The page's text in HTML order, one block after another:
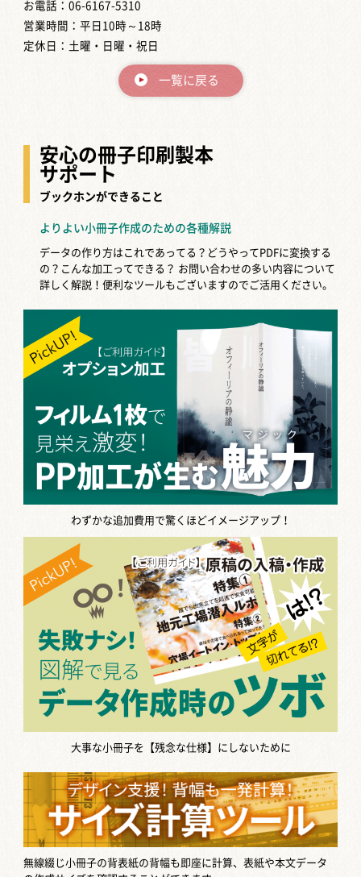
お電話：06-6167-5310
営業時間：平日10時～18時
定休日：土曜・日曜・祝日
一覧に戻る
安心の冊子印刷製本
サポート
ブックホンができること
よりよい小冊子作成のための各種解説
データの作り方はこれであってる？どうやってPDFに変換する
の？こんな加工ってできる？ お問い合わせの多い内容について
詳しく解説！便利なツールもございますのでご活用ください。
わずかな追加費用で驚くほどイメージアップ！
大事な小冊子を【残念な仕様】にしないために
無線綴じ小冊子の背表紙の背幅も即座に計算、表紙や本文データ